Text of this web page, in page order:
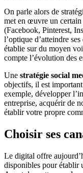
On parle alors de
met en œuvre un certain
(Facebook, Pinterest,
l’optique d’atteindre
établie sur du moyen
compte l’évolution des
Une stratégie social
objectifs, il est
exemple, développer
entreprise, acquérir de
établir votre propre
Choisir ses
Le digital offre
disponibles pour établir